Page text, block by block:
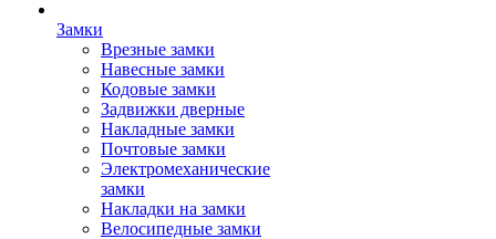
Замки
Врезные замки
Навесные замки
Кодовые замки
Задвижки дверные
Накладные замки
Почтовые замки
Электромеханические
замки
Накладки на замки
Велосипедные замки